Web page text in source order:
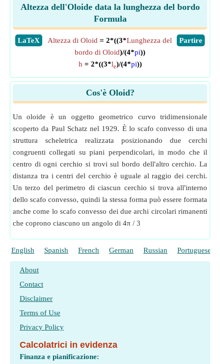
Altezza dell'Oloide data la lunghezza del bordo
Formula
​LaTeX ​Partire
Altezza di Oloid = 2*((3*Lunghezza del
bordo di Oloid)/(4*pi))
h = 2*((3*le)/(4*pi))
Cos'è Oloid?
Un oloide è un oggetto geometrico curvo tridimensionale
scoperto da Paul Schatz nel 1929. È lo scafo convesso di una
struttura scheletrica realizzata posizionando due cerchi
congruenti collegati su piani perpendicolari, in modo che il
centro di ogni cerchio si trovi sul bordo dell'altro cerchio. La
distanza tra i centri del cerchio è uguale al raggio dei cerchi.
Un terzo del perimetro di ciascun cerchio si trova all'interno
dello scafo convesso, quindi la stessa forma può essere formata
anche come lo scafo convesso dei due archi circolari rimanenti
che coprono ciascuno un angolo di 4π / 3
English Spanish French German Russian Portuguese
About
Contact
Disclaimer
Terms of Use
Privacy Policy
Calcolatrici in evidenza
Finanza e pianificazione: